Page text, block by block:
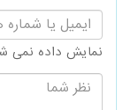
ایمیل
شماره
همراه:
نمایش داده نمی
نظر